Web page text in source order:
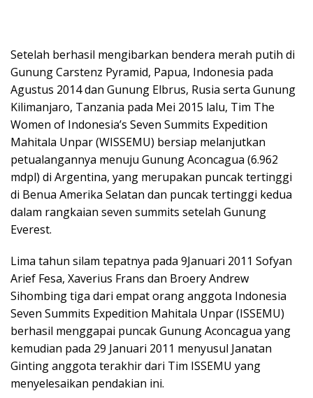
Setelah berhasil mengibarkan bendera merah putih di
Gunung Carstenz Pyramid, Papua, Indonesia pada
Agustus 2014 dan Gunung Elbrus, Rusia serta Gunung
Kilimanjaro, Tanzania pada Mei 2015 lalu, Tim The
Women of Indonesia’s Seven Summits Expedition
Mahitala Unpar (WISSEMU) bersiap melanjutkan
petualangannya menuju Gunung Aconcagua (6.962
mdpl) di Argentina, yang merupakan puncak tertinggi
di Benua Amerika Selatan dan puncak tertinggi kedua
dalam rangkaian seven summits setelah Gunung
Everest.
Lima tahun silam tepatnya pada 9Januari 2011 Sofyan
Arief Fesa, Xaverius Frans dan Broery Andrew
Sihombing tiga dari empat orang anggota Indonesia
Seven Summits Expedition Mahitala Unpar (ISSEMU)
berhasil menggapai puncak Gunung Aconcagua yang
kemudian pada 29 Januari 2011 menyusul Janatan
Ginting anggota terakhir dari Tim ISSEMU yang
menyelesaikan pendakian ini.